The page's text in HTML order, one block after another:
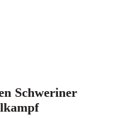
Schweriner